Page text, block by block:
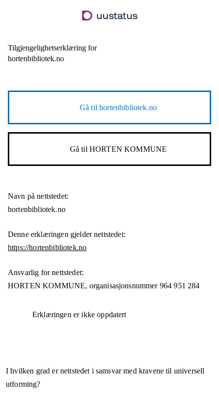
til
Tilgjengelighetserklæring for
hortenbibliotek.no
Gå tilhortenbibliotek.no
Gå til HORTEN KOMMUNE
Navn på nettstedet:
hortenbibliotek.no
Denne erklæringen gjelder nettstedet:
https://hortenbibliotek.no
Ansvarlig for nettstedet:
HORTEN KOMMUNE, organisasjonsnummer 964 951 284
Erklæringen er ikke oppdatert
I hvilken grad er nettstedet i samsvar med kravene til universell
utforming?